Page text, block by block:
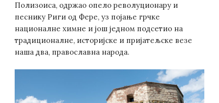
Полизoиса, одржао опело револуционару и
песнику Риги од Фере, уз појање грчке
националне химне и још једном подсетио на
традиционалне, историјске и пријатељске везе
наша два, православна народа.